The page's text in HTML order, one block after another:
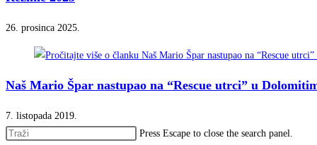
26. prosinca 2025.
Naš Mario Špar nastupao na “Rescue utrci” u
7. listopada 2019.
Press Escape to close the search panel.